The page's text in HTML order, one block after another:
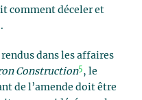
comment déceler et
dans les affaires
Construction5 , le
de l’amende doit être